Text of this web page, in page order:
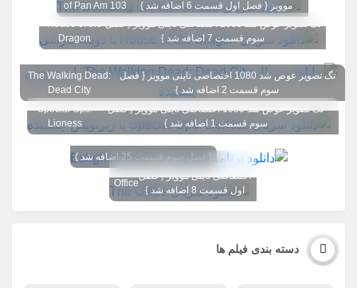
موویز { فصل اول قسمت 6 اضافه شد }
of Pan Am 103
تگ تصویر عوض شد 1080 اختصاصی تاینی موویز { فصل
سوم قسمت 7 اضافه شد }
House of the
Dragon
تگ تصویر عوض شد 1080 اختصاصی تاینی موویز { فصل
سوم قسمت 2 اضافه شد }
The Walking Dead:
Dead City
تگ تصویر عوض شد 1080 اختصاصی تاینی موویز { فصل
سوم قسمت 1 اضافه شد }
Special Ops:
Lioness
{ فصل سوم قسمت 25 اضافه شد }
تگ تصویر عوض شد 1080
اختصاصی تاینی موویز { فصل
اول قسمت 8 اضافه شد }
The
Office
دسته بندی فیلم ها